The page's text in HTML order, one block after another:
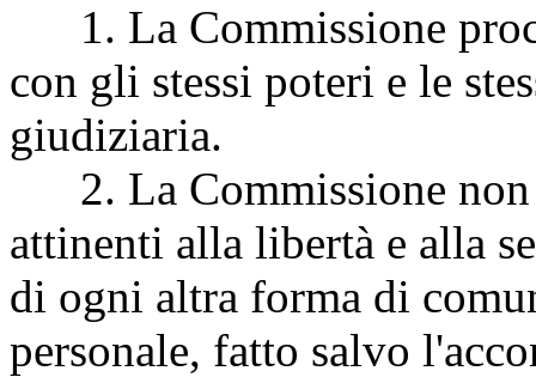
1. La Commissione
con gli stessi poteri e le
giudiziaria.
2. La Commissione non
attinenti alla libertà e alla
di ogni altra forma di
personale, fatto salvo